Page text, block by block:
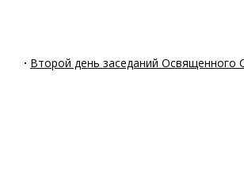
· Второй день заседаний Освященного